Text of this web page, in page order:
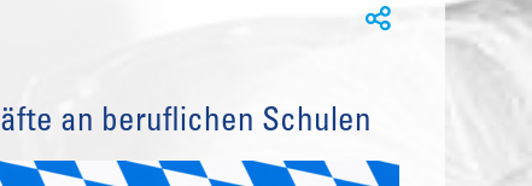
an beruflichen Schulen